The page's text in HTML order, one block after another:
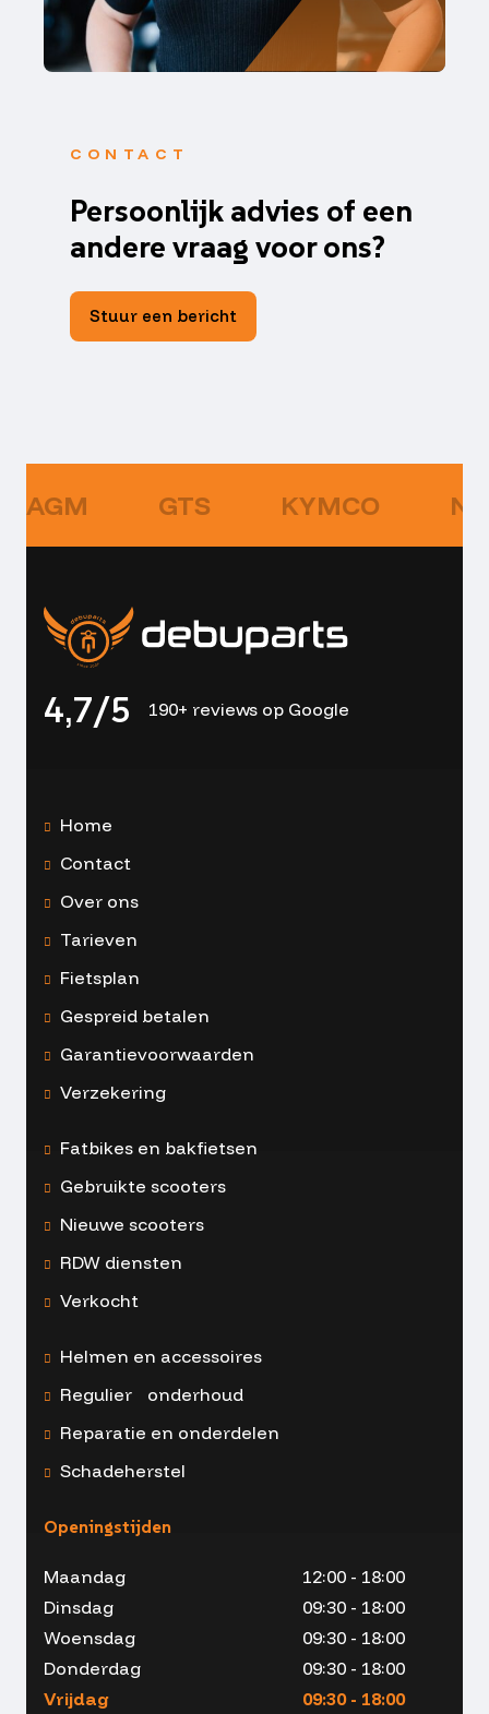
CONTACT
Persoonlijk advies of een
andere vraag voor ons?
Stuur een bericht
AGM GTS KYMCO
4,7/5 190+ reviews op Google
Home
Contact
Over ons
Tarieven
Fietsplan
Gespreid betalen
Garantievoorwaarden
Verzekering
Fatbikes en bakfietsen
Gebruikte scooters
Nieuwe scooters
RDW diensten
Verkocht
Helmen en accessoires
Regulier onderhoud
Reparatie en onderdelen
Schadeherstel
Openingstijden
Maandag
12:00 - 18:00
Dinsdag
09:30 - 18:00
Woensdag
09:30 - 18:00
Donderdag
09:30 - 18:00
Vrijdag
09:30 - 18:00